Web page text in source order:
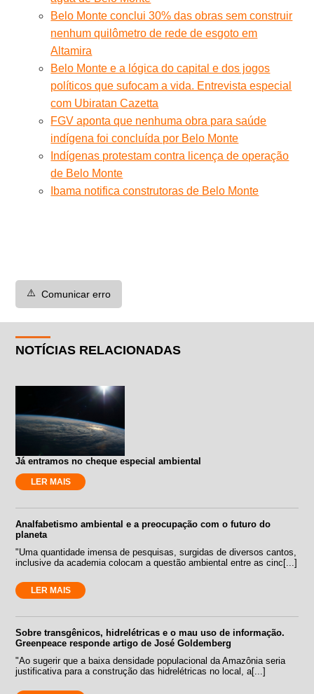
Belo Monte conclui 30% das obras sem construir
nenhum quilômetro de rede de esgoto em
Altamira
Belo Monte e a lógica do capital e dos jogos
políticos que sufocam a vida. Entrevista especial
com Ubiratan Cazetta
FGV aponta que nenhuma obra para saúde
indígena foi concluída por Belo Monte
Indígenas protestam contra licença de operação
de Belo Monte
Ibama notifica construtoras de Belo Monte
⚠️ Comunicar erro
NOTÍCIAS RELACIONADAS
Já entramos no cheque especial ambiental
LER MAIS
Analfabetismo ambiental e a preocupação com o futuro do
planeta
"Uma quantidade imensa de pesquisas, surgidas de diversos cantos,
inclusive da academia colocam a questão ambiental entre as cinc[...]
LER MAIS
Sobre transgênicos, hidrelétricas e o mau uso de informação.
Greenpeace responde artigo de José Goldemberg
"Ao sugerir que a baixa densidade populacional da Amazônia seria
justificativa para a construção das hidrelétricas no local, a[...]